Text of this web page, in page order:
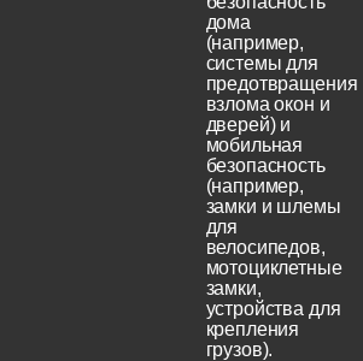
дома
(например,
системы для
предотвращения
взлома окон и
дверей) и
мобильная
безопасность
(например,
замки и шлемы
для
велосипедов,
мотоциклетные
замки,
устройства для
крепления
грузов).